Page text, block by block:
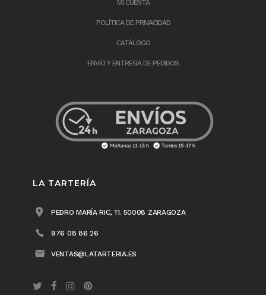
MI CUENTA
POLÍTICA DE PRIVACIDAD
CATÁLOGO
ENVÍO Y ENTREGA DE PEDIDOS
LA TARTERÍA
PEDRO MARÍA RIC, 11. 50008 ZARAGOZA
976 08 86 26
VENTAS@LATARTERIA.ES